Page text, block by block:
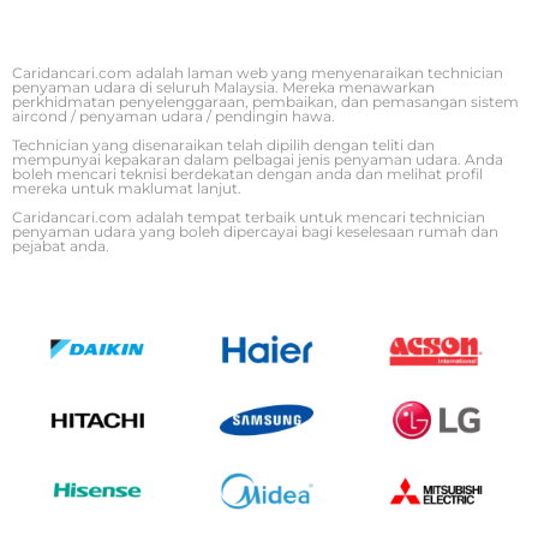
Caridancari.com adalah laman web yang menyenaraikan technician
penyaman udara di seluruh Malaysia. Mereka menawarkan
perkhidmatan penyelenggaraan, pembaikan, dan pemasangan sistem
aircond / penyaman udara / pendingin hawa.
Technician yang disenaraikan telah dipilih dengan teliti dan
mempunyai kepakaran dalam pelbagai jenis penyaman udara. Anda
boleh mencari teknisi berdekatan dengan anda dan melihat profil
mereka untuk maklumat lanjut.
Caridancari.com adalah tempat terbaik untuk mencari technician
penyaman udara yang boleh dipercayai bagi keselesaan rumah dan
pejabat anda.